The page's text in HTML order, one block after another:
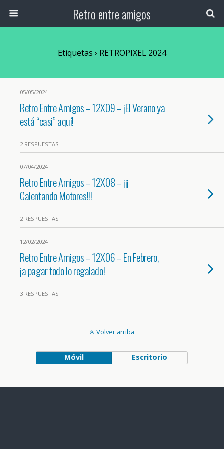
Retro entre amigos
Etiquetas › RETROPIXEL 2024
05/05/2024
Retro Entre Amigos – 12X09 – ¡El Verano ya
está “casi” aquí!
2 RESPUESTAS
07/04/2024
Retro Entre Amigos – 12X08 – ¡¡¡
Calentando Motores!!!
2 RESPUESTAS
12/02/2024
Retro Entre Amigos – 12X06 – En Febrero,
¡a pagar todo lo regalado!
3 RESPUESTAS
Volver arriba
Móvil Escritorio